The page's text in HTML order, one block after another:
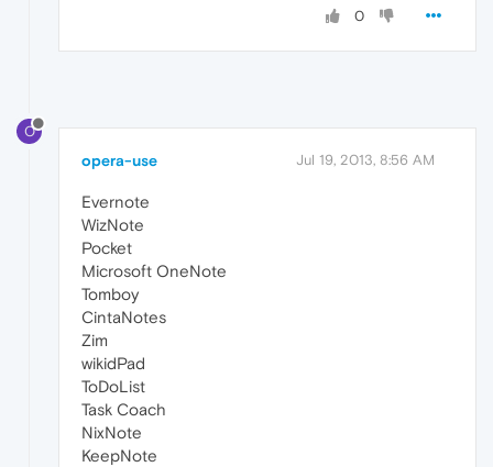
0
O
opera-use Jul 19, 2013, 8:56 AM
Evernote
WizNote
Pocket
Microsoft OneNote
Tomboy
CintaNotes
Zim
wikidPad
ToDoList
Task Coach
NixNote
KeepNote